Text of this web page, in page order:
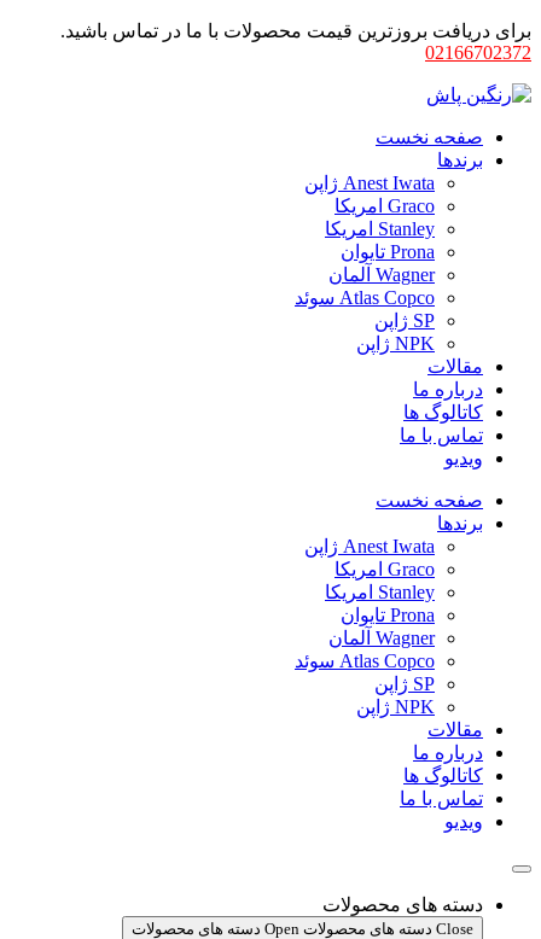
برای دریافت بروزترین قیمت محصولات با ما در تماس باشید.
02166702372
صفحه نخست
برندها
Anest Iwata ژاپن
Graco امریکا
Stanley امریکا
Prona تایوان
Wagner آلمان
Atlas Copco سوئد
SP ژاپن
NPK ژاپن
مقالات
درباره ما
کاتالوگ ها
تماس با ما
ویدیو
صفحه نخست
برندها
Anest Iwata ژاپن
Graco امریکا
Stanley امریکا
Prona تایوان
Wagner آلمان
Atlas Copco سوئد
SP ژاپن
NPK ژاپن
مقالات
درباره ما
کاتالوگ ها
تماس با ما
ویدیو
دسته های محصولات
Close دسته های محصولات
Open دسته های محصولات